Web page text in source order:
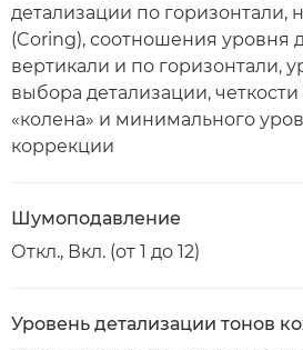
детализации по горизонтали,
(Coring), соотношения уровня
вертикали и по горизонтали,
выбора детализации, четкости
«колена» и минимального
коррекции
Шумоподавление
Откл., Вкл. (от 1 до 12)
Уровень детализации тонов